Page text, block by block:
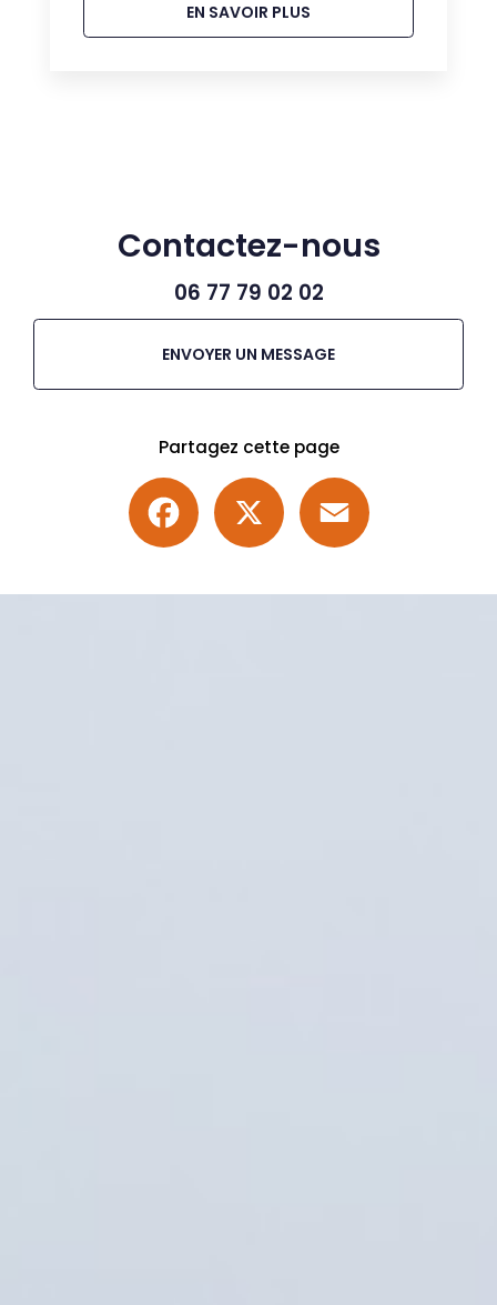
EN SAVOIR PLUS
Contactez-nous
06 77 79 02 02
ENVOYER UN MESSAGE
Partagez cette page
Facebook